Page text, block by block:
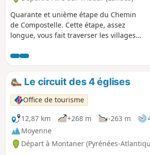
Quarante et unième étape du Chemin
de Compostelle. Cette étape, assez
longue, vous fait traverser les villages
dans les Pyrénées-Atlantiques. Ce
département reçoit tous les chemins
vers Compostelle. Vous allez profiter des
paysages des Landes et en fonction de
la visibilité, vous aurez de très belles
vues sur le Tursan et les Pyrénées.
Le circuit des 4 églises
Office de tourisme
12,87 km
+268 m -263 m
Moyenne
Départ à Montaner (Pyrénées-